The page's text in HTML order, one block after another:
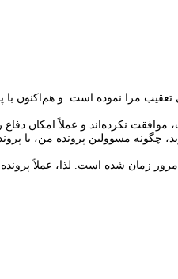
از دادسرای اوین تقاضای تعقیب مرا نموده
چگونه مسوولین پرونده من، با